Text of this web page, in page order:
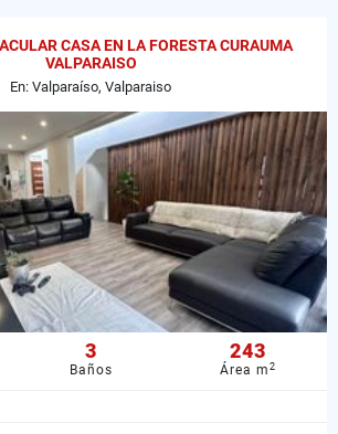
CASA EN LA FORESTA CURAUMA
VALPARAISO
En: Valparaíso, Valparaiso
3
Baños
243
Área m2